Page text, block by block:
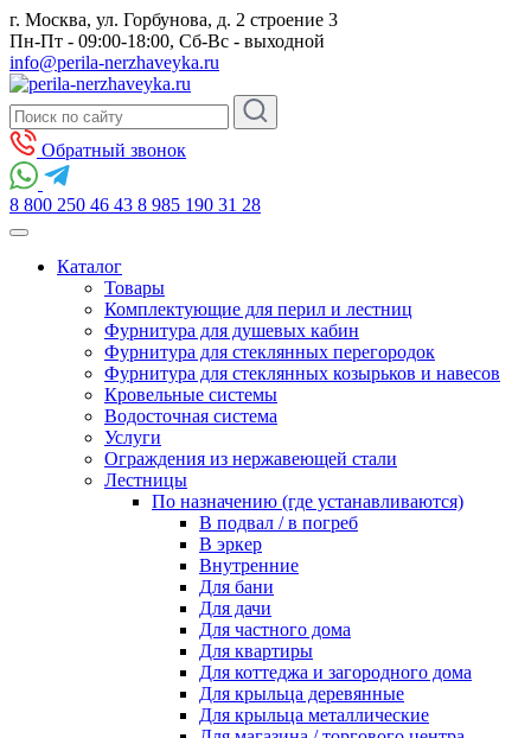
г. Москва, ул. Горбунова, д. 2 строение 3
Пн-Пт - 09:00-18:00, Сб-Вс - выходной
info@perila-nerzhaveyka.ru
Обратный звонок
8 800 250 46 43 8 985 190 31 28
Каталог
Товары
Комплектующие для перил и лестниц
Фурнитура для душевых кабин
Фурнитура для стеклянных перегородок
Фурнитура для стеклянных козырьков и навесов
Кровельные системы
Водосточная система
Услуги
Ограждения из нержавеющей стали
Лестницы
По назначению (где устанавливаются)
В подвал / в погреб
В эркер
Внутренние
Для бани
Для дачи
Для частного дома
Для квартиры
Для коттеджа и загородного дома
Для крыльца деревянные
Для крыльца металлические